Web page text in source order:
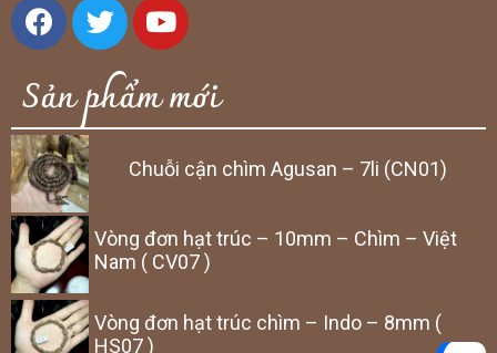
Sản phẩm mới
Chuỗi cận chìm Agusan – 7li (CN01)
Vòng đơn hạt trúc – 10mm – Chìm – Việt
Nam ( CV07 )
Vòng đơn hạt trúc chìm – Indo – 8mm (
HS07 )